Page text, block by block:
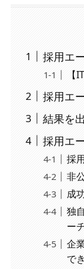
採用エ
【
採用エ
結果を
採用エ
採
非
成
独
ー
企
で